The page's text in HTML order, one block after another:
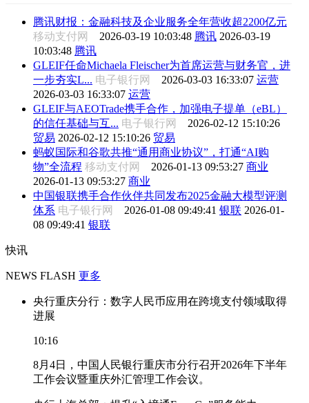
腾讯财报：金融科技及企业服务全年营收超2200亿元
移动支付网 2026-03-19 10:03:48 腾讯 2026-03-19
10:03:48 腾讯
GLEIF任命Michaela Fleischer为首席运营与财务官，进
一步夯实L... 电子银行网 2026-03-03 16:33:07 运营
2026-03-03 16:33:07 运营
GLEIF与AEOTrade携手合作，加强电子提单（eBL）
的信任基础与互... 电子银行网 2026-02-12 15:10:26
贸易 2026-02-12 15:10:26 贸易
蚂蚁国际和谷歌共推“通用商业协议”，打通“AI购
物”全流程 移动支付网 2026-01-13 09:53:27 商业
2026-01-13 09:53:27 商业
中国银联携手合作伙伴共同发布2025金融大模型评测
体系 电子银行网 2026-01-08 09:49:41 银联 2026-01-
08 09:49:41 银联
快讯
NEWS FLASH 更多
央行重庆分行：数字人民币应用在跨境支付领域取得
进展
10:16
8月4日，中国人民银行重庆市分行召开2026年下半年
工作会议暨重庆外汇管理工作会议。